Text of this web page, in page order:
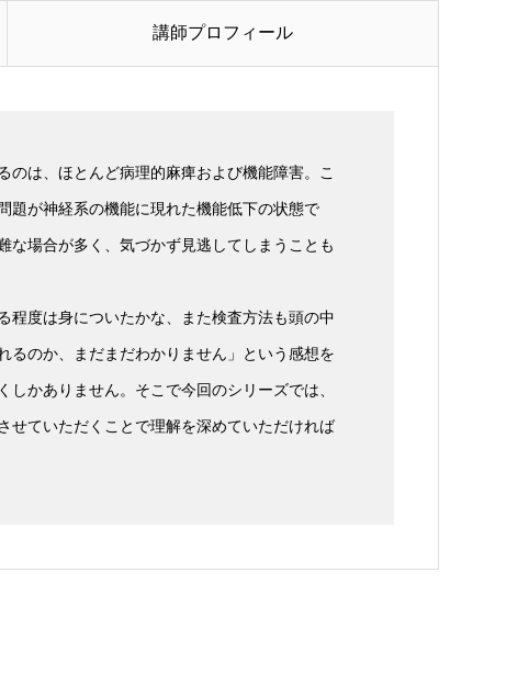
講師プロフィール
は、ほとんど病理的麻痺および機能障害。こ
題が神経系の機能に現れた機能低下の状態で
な場合が多く、気づかず見逃してしまうことも
度は身についたかな、また検査方法も頭の中
るのか、まだまだわかりません」という感想を
かありません。そこで今回のシリーズでは、
せていただくことで理解を深めていただければ